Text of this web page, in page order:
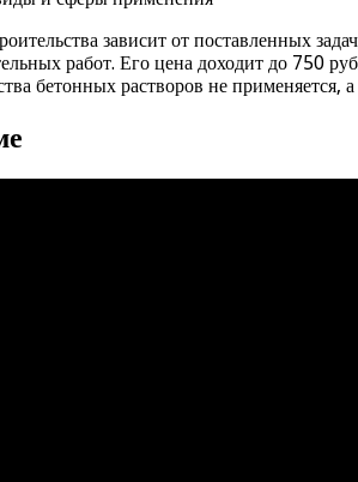
зависит от поставленных
работ. Его цена доходит до 750
бетонных растворов не применяется,